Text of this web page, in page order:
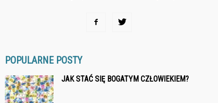
POPULARNE POSTY
JAK STAĆ SIĘ BOGATYM CZŁOWIEKIEM?